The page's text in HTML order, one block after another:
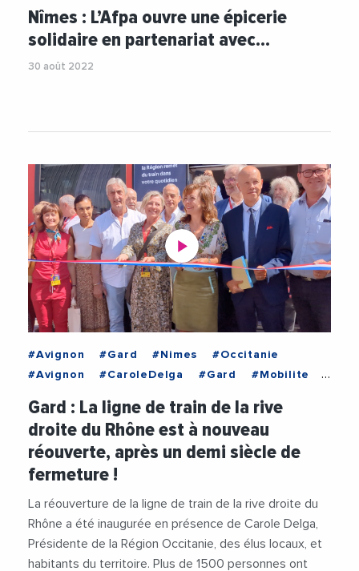
#FormationProfessionnelle
#Gard
#Nimes
#Social #Solidarite
Nîmes : L’Afpa ouvre une épicerie
solidaire en partenariat avec…
30 août 2022
#Avignon #Gard #Nimes
#Occitanie
#Avignon
#CaroleDelga #Gard
#Mobilite
#SNCF
#Transports #Videos
Gard : La ligne de train de la rive
droite du Rhône est à nouveau
réouverte, après un demi siècle de
fermeture !
La réouverture de la ligne de train de la rive droite du
Rhône a été inaugurée en présence de Carole Delga,
Présidente de la Région Occitanie, des élus locaux, et
habitants du territoire. Plus de 1500 personnes ont